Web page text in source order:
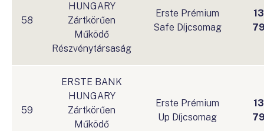
58
HUNGARY
Zártkörűen
Működő
Részvénytársaság
Erste Prémium
Safe Díjcsomag
59
ERSTE BANK
HUNGARY
Zártkörűen
Működő
Erste Prémium
Up Díjcsomag